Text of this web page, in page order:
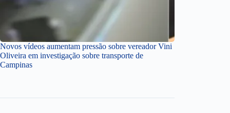
Novos vídeos aumentam pressão sobre vereador Vini
Oliveira em investigação sobre transporte de
Campinas